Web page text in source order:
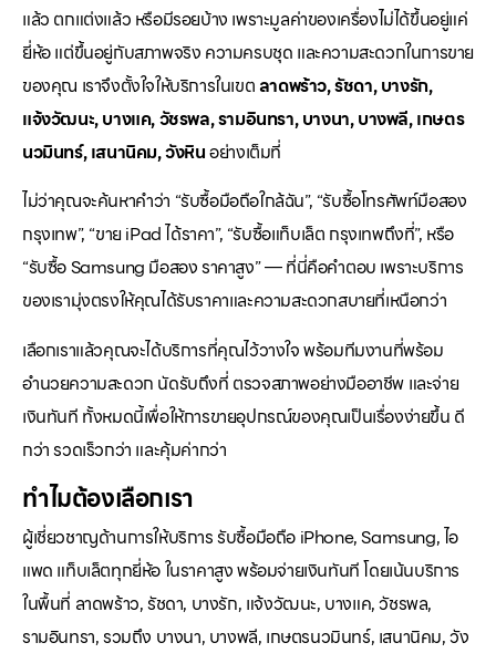
แล้ว ตกแต่งแล้ว หรือมีรอยบ้าง เพราะมูลค่าของเครื่องไม่ได้ขึ้นอยู่แค่
ยี่ห้อ แต่ขึ้นอยู่กับสภาพจริง ความครบชุด และความสะดวกในการขาย
ของคุณ เราจึงตั้งใจให้บริการในเขตลาดพร้าว, รัชดา, บางรัก,
แจ้งวัฒนะ, บางแค, วัชรพล, รามอินทรา, บางนา, บางพลี, เกษตร
นวมินทร์, เสนานิคม, วังหินอย่างเต็มที่
ไม่ว่าคุณจะค้นหาคำว่า “รับซื้อมือถือใกล้ฉัน”, “รับซื้อโทรศัพท์มือสอง
กรุงเทพ”, “ขาย iPad ได้ราคา”, “รับซื้อแท็บเล็ต กรุงเทพถึงที่”, หรือ
“รับซื้อ Samsung มือสอง ราคาสูง” — ที่นี่คือคำตอบ เพราะบริการ
ของเรามุ่งตรงให้คุณได้รับราคาและความสะดวกสบายที่เหนือกว่า
เลือกเราแล้วคุณจะได้บริการที่คุณไว้วางใจ พร้อมทีมงานที่พร้อม
อำนวยความสะดวก นัดรับถึงที่ ตรวจสภาพอย่างมืออาชีพ และจ่าย
เงินทันที ทั้งหมดนี้เพื่อให้การขายอุปกรณ์ของคุณเป็นเรื่องง่ายขึ้น ดี
กว่า รวดเร็วกว่า และคุ้มค่ากว่า
ทำไมต้องเลือกเรา
ผู้เชี่ยวชาญด้านการให้บริการ รับซื้อมือถือ iPhone, Samsung, ไอ
แพด แท็บเล็ตทุกยี่ห้อ ในราคาสูง พร้อมจ่ายเงินทันที โดยเน้นบริการ
ในพื้นที่ ลาดพร้าว, รัชดา, บางรัก, แจ้งวัฒนะ, บางแค, วัชรพล,
รามอินทรา, รวมถึง บางนา, บางพลี, เกษตรนวมินทร์, เสนานิคม, วัง